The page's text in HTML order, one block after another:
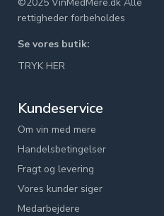
rettigheder forbeholdes
Se vores butik:
TRYK HER
Kundeservice
Om vin med mere
Handelsbetingelser
Fragt og levering
Vores kunder siger
Medarbejdere